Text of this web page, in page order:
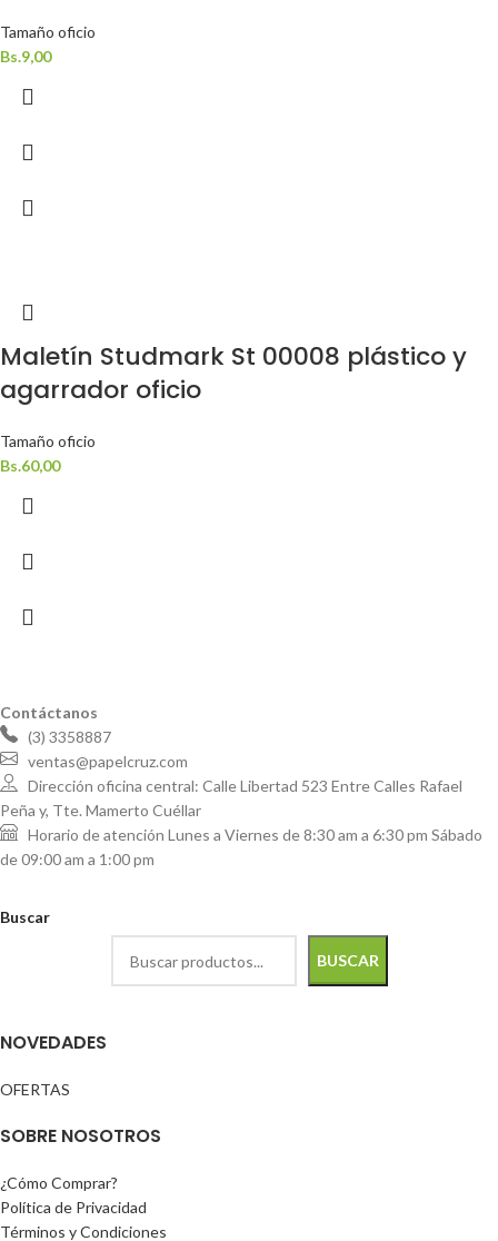
Tamaño oficio
Bs.9,00
Maletín Studmark St 00008 plástico y
agarrador oficio
Tamaño oficio
Bs.60,00
Contáctanos
(3) 3358887
ventas@papelcruz.com
Dirección oficina central: Calle Libertad 523 Entre Calles Rafael
Peña y, Tte. Mamerto Cuéllar
Horario de atención Lunes a Viernes de 8:30 am a 6:30 pm Sábado
de 09:00 am a 1:00 pm
Buscar
BUSCAR
NOVEDADES
OFERTAS
SOBRE NOSOTROS
¿Cómo Comprar?
Política de Privacidad
Términos y Condiciones